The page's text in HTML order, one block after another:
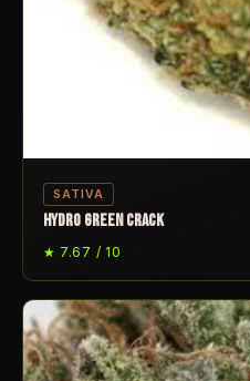
SATIVA
HYDRO GREEN CRACK
★ 7.67 / 10